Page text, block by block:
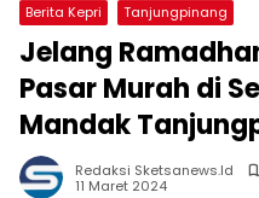
Berita Kepri Tanjungpinang
Jelang
Pasar Murah di
Mandak
Redaksi Sketsanews.id
11 Maret 2024